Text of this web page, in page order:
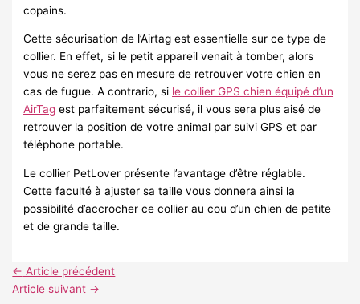
copains.
Cette sécurisation de l’Airtag est essentielle sur ce type de
collier. En effet, si le petit appareil venait à tomber, alors
vous ne serez pas en mesure de retrouver votre chien en
cas de fugue. A contrario, si le collier GPS chien équipé d’un
AirTag est parfaitement sécurisé, il vous sera plus aisé de
retrouver la position de votre animal par suivi GPS et par
téléphone portable.
Le collier PetLover présente l’avantage d’être réglable.
Cette faculté à ajuster sa taille vous donnera ainsi la
possibilité d’accrocher ce collier au cou d’un chien de petite
et de grande taille.
← Article précédent
Article suivant →